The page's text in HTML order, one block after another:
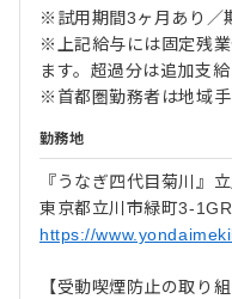
※試用期間3ヶ月あり／
※上記給与には固定残
ます。超過分は追加支給
※首都圏勤務者は地域
勤務地
『うなぎ四代目菊川』
東京都立川市緑町3-
https://
【受動喫煙防止の取り組